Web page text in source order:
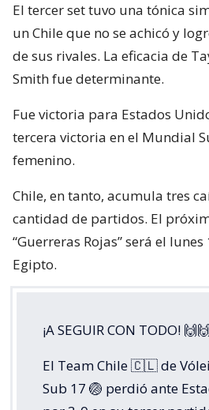
El tercer set tuvo una tónica
un Chile que no se achicó y
de sus rivales. La eficacia de
Smith fue determinante.
Fue victoria para Estados
tercera victoria en el Mundial
femenino.
Chile, en tanto, acumula tres
cantidad de partidos. El
“Guerreras Rojas” será el
Egipto.
¡A SEGUIR CON TODO! 🙌🙌
El Team Chile 🇨🇱 de
Sub 17 🏐 perdió ante